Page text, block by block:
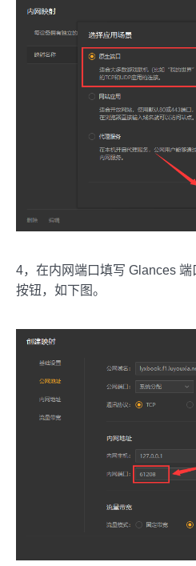
4，在内网端口填写 Glances 端
按钮，如下图。